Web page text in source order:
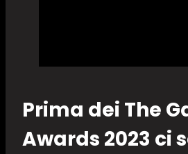
Prima dei The
Awards 2023 ci